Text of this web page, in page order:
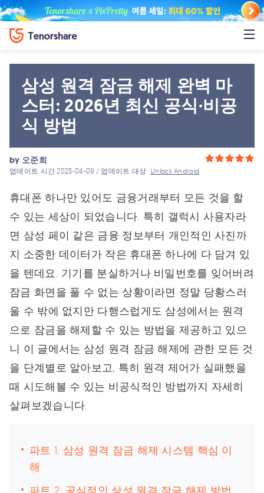
삼성 원격 잠금 해제 완벽 마
스터: 2026년 최신 공식·비공
식 방법
by 오준희
업데이트 시간 2025-04-09 / 업데이트 대상 Unlock Android
휴대폰 하나만 있어도 금융거래부터 모든 것을 할
수 있는 세상이 되었습니다. 특히 갤럭시 사용자라
면 삼성 페이 같은 금융 정보부터 개인적인 사진까
지 소중한 데이터가 작은 휴대폰 하나에 다 담겨 있
을 텐데요. 기기를 분실하거나 비밀번호를 잊어버려
잠금 화면을 풀 수 없는 상황이라면 정말 당황스러
울 수 밖에 없지만 다행스럽게도 삼성에서는 원격
으로 잠금을 해제할 수 있는 방법을 제공하고 있으
니 이 글에서는 삼성 원격 잠금 해제에 관한 모든 것
을 단계별로 알아보고, 특히 원격 제어가 실패했을
때 시도해볼 수 있는 비공식적인 방법까지 자세히
살펴보겠습니다.
파트 1: 삼성 원격 잠금 해제 시스템 핵심 이
해
파트 2: 공식적인 삼성 원격 잠금 해제 방법